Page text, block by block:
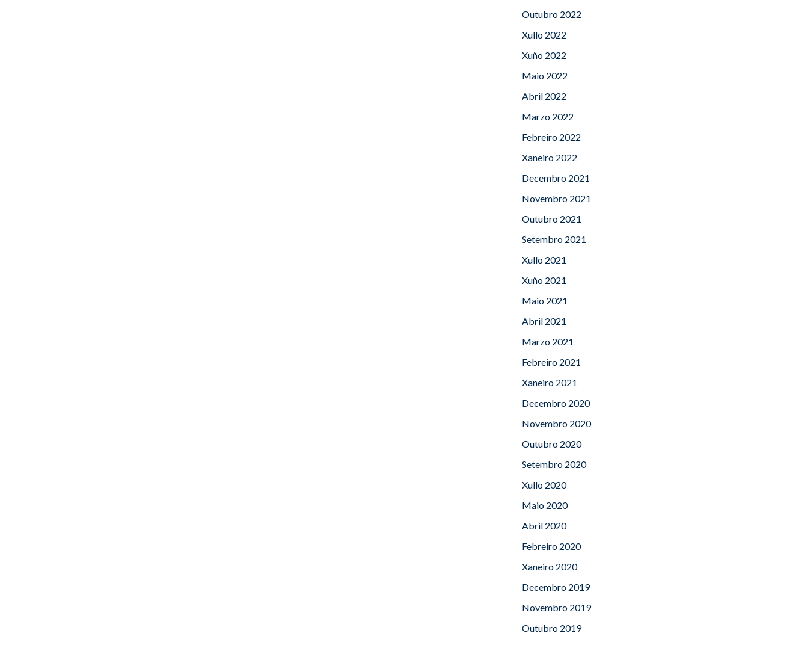
Outubro 2022
Xullo 2022
Xuño 2022
Maio 2022
Abril 2022
Marzo 2022
Febreiro 2022
Xaneiro 2022
Decembro 2021
Novembro 2021
Outubro 2021
Setembro 2021
Xullo 2021
Xuño 2021
Maio 2021
Abril 2021
Marzo 2021
Febreiro 2021
Xaneiro 2021
Decembro 2020
Novembro 2020
Outubro 2020
Setembro 2020
Xullo 2020
Maio 2020
Abril 2020
Febreiro 2020
Xaneiro 2020
Decembro 2019
Novembro 2019
Outubro 2019